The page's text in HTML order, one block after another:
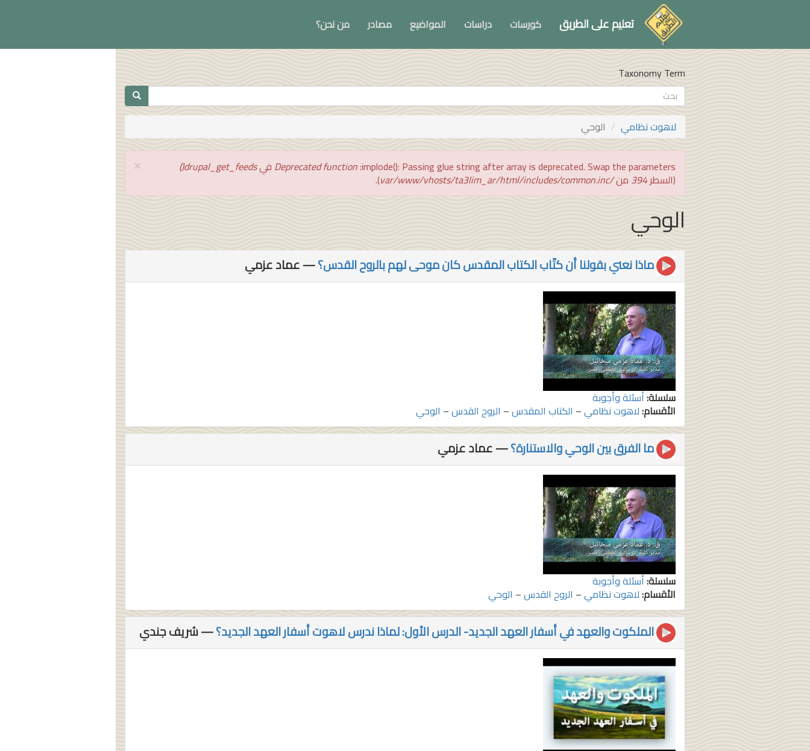
إلى
المحتوى
الرئيسي
تعليم على الطريق كورسات دراسات المواضيع مصادر من نحن؟
Taxonomy Term
استمارة
البحث
بحث
لاهوت نظامي الوحي
× رسالة
الخطأ
Deprecated function:implode(): Passing glue string after array is deprecated. Swap the parameters في drupal_get_feeds()
(السطر394 من/var/www/vhosts/ta3lim_ar/html/includes/common.inc
).
الوحي
ماذا نعني بقولنا أن كتّاب الكتاب المقدس كان موحى لهم بالروح القدس؟— عماد عزمي
سلسلة:أسئلة وأجوبة
الأقسام:لاهوت نظامي– الكتاب المقدس– الروح القدس– الوحي
ما الفرق بين الوحي والاستنارة؟— عماد عزمي
سلسلة:أسئلة وأجوبة
الأقسام:لاهوت نظامي– الروح القدس– الوحي
الملكوت والعهد في أسفار العهد الجديد- الدرس الأول: لماذا ندرس لاهوت أسفار العهد الجديد؟— شريف جندي